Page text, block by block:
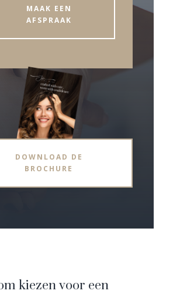
MAAK EEN
AFSPRAAK
DOWNLOAD DE
BROCHURE
kiezen voor een